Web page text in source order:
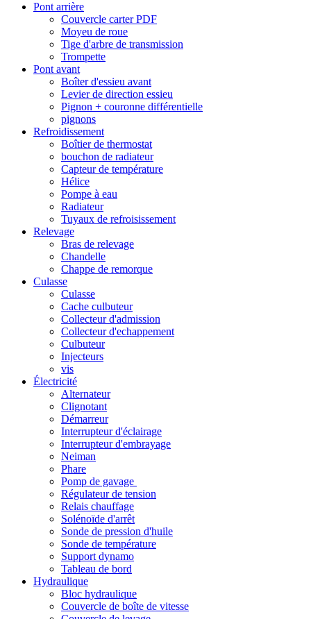
Pont arrière
Couvercle carter PDF
Moyeu de roue
Tige d'arbre de transmission
Trompette
Pont avant
Boîter d'essieu avant
Levier de direction essieu
Pignon + couronne différentielle
pignons
Refroidissement
Boîtier de thermostat
bouchon de radiateur
Capteur de température
Hélice
Pompe à eau
Radiateur
Tuyaux de refroisissement
Relevage
Bras de relevage
Chandelle
Chappe de remorque
Culasse
Culasse
Cache culbuteur
Collecteur d'admission
Collecteur d'echappement
Culbuteur
Injecteurs
vis
Électricité
Alternateur
Clignotant
Démarreur
Interrupteur d'éclairage
Interrupteur d'embrayage
Neiman
Phare
Pomp de gavage
Régulateur de tension
Relais chauffage
Solénoïde d'arrêt
Sonde de pression d'huile
Sonde de température
Support dynamo
Tableau de bord
Hydraulique
Bloc hydraulique
Couvercle de boîte de vitesse